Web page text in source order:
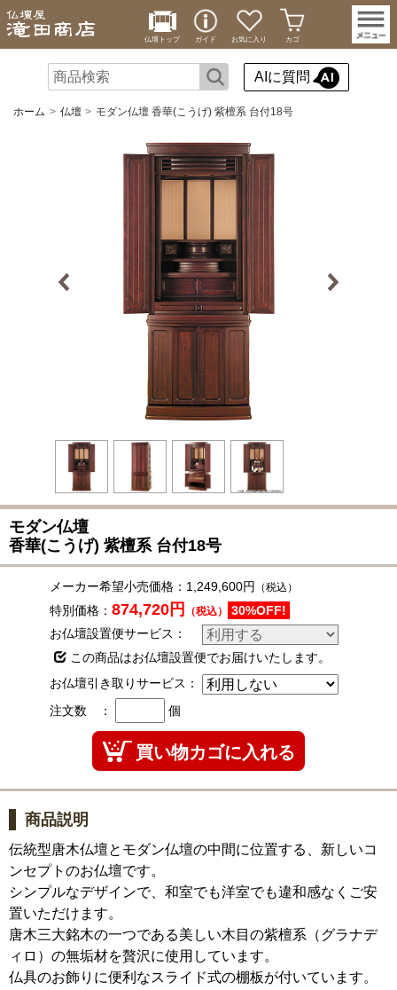
仏壇トップ ガイド お気に入り カゴ
AIに質問
ホーム 仏壇 モダン仏壇 香華(こうげ) 紫檀系 台付18号
モダン仏壇
香華(こうげ) 紫檀系 台付18号
メーカー希望小売価格： 1,249,600円 （税込）
特別価格： 874,720円 （税込）
30%OFF!
お仏壇設置便サービス：
この商品はお仏壇設置便でお届けいたします。
お仏壇引き取りサービス：
注文数 ：
個
商品説明
伝統型唐木仏壇とモダン仏壇の中間に位置する、新しいコ
ンセプトのお仏壇です。
シンプルなデザインで、和室でも洋室でも違和感なくご安
置いただけます。
唐木三大銘木の一つである美しい木目の紫檀系（グラナデ
ィロ）の無垢材を贅沢に使用しています。
仏具のお飾りに便利なスライド式の棚板が付いています。